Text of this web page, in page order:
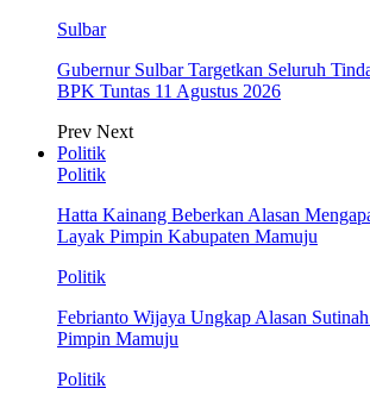
Sulbar
Gubernur Sulbar Targetkan Seluruh
BPK Tuntas 11 Agustus 2026
Prev Next
Politik
Politik
Hatta Kainang Beberkan Alasan
Layak Pimpin Kabupaten Mamuju
Politik
Febrianto Wijaya Ungkap Alasan
Pimpin Mamuju
Politik